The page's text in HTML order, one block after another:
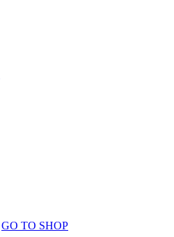
GO TO SHOP